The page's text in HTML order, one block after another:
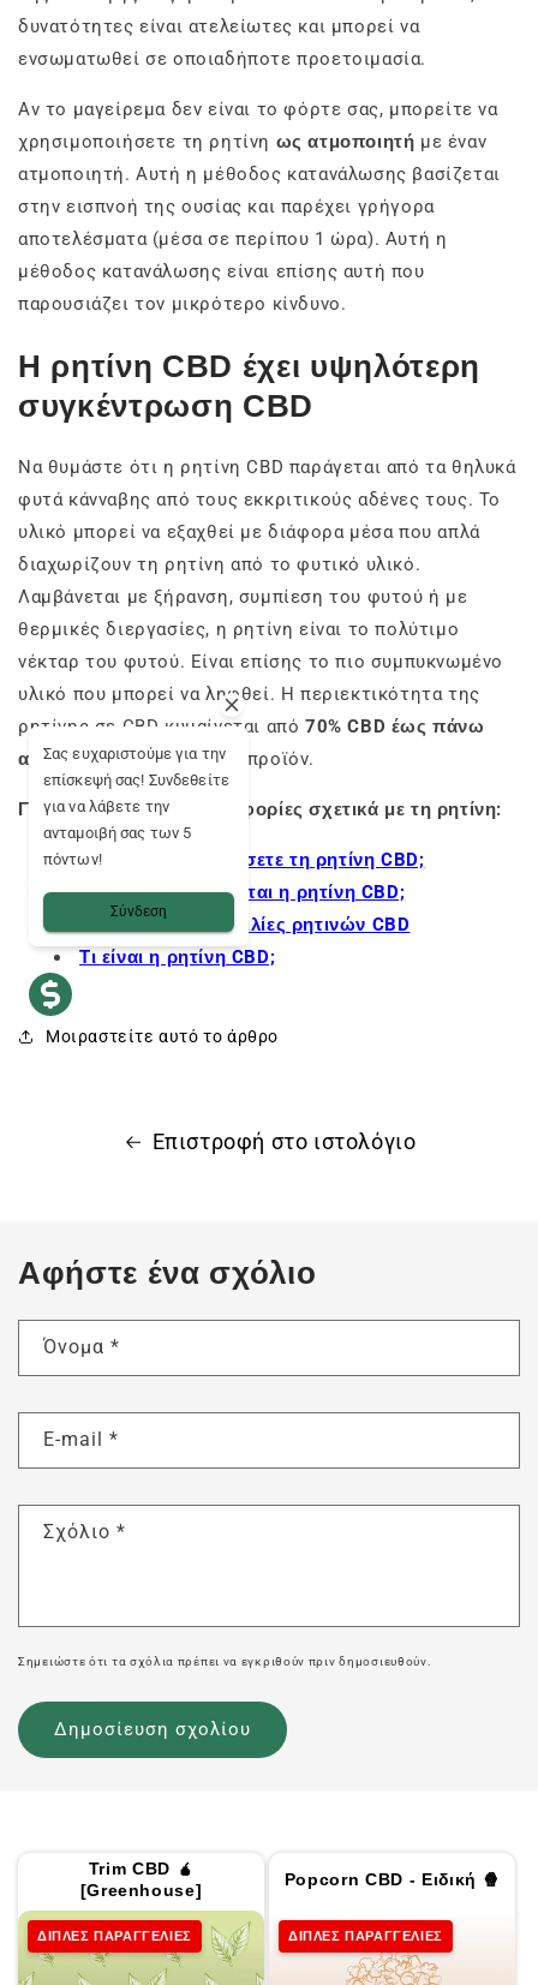
δυνατότητες είναι ατελείωτες και μπορεί να
ενσωματωθεί σε οποιαδήποτε προετοιμασία.
Αν το μαγείρεμα δεν είναι το φόρτε σας, μπορείτε να
χρησιμοποιήσετε τη ρητίνη ως ατμοποιητή με έναν
ατμοποιητή. Αυτή η μέθοδος κατανάλωσης βασίζεται
στην εισπνοή της ουσίας και παρέχει γρήγορα
αποτελέσματα (μέσα σε περίπου 1 ώρα). Αυτή η
μέθοδος κατανάλωσης είναι επίσης αυτή που
παρουσιάζει τον μικρότερο κίνδυνο.
Η ρητίνη CBD έχει υψηλότερη
συγκέντρωση CBD
Να θυμάστε ότι η ρητίνη CBD παράγεται από τα θηλυκά
φυτά κάνναβης από τους εκκριτικούς αδένες τους. Το
υλικό μπορεί να εξαχθεί με διάφορα μέσα που απλά
διαχωρίζουν τη ρητίνη από το φυτικό υλικό.
Λαμβάνεται με ξήρανση, συμπίεση του φυτού ή με
θερμικές διεργασίες, η ρητίνη είναι το πολύτιμο
νέκταρ του φυτού. Είναι επίσης το πιο συμπυκνωμένο
υλικό που μπορεί να ληφθεί. Η περιεκτικότητα της
ρητίνης σε CBD κυμαίνεται από70% CBD έως πάνω
από 99% CBD στο τελικό
προϊόν.
Για περισσότερες πληροφορίες σχετικά με τη ρητίνη:
Πώς να καταναλώσετε τη ρητίνη CBD;
Πώς παρασκευάζεται η ρητίνη CBD;
Οι καλύτερες ποικιλίες ρητινών CBD
Τι είναι η ρητίνη CBD;
Μοιραστείτε αυτό το άρθρο
Επιστροφή στο ιστολόγιο
Αφήστε ένα σχόλιο
Όνομα *
E-mail *
Σχόλιο *
Σημειώστε ότι τα σχόλια πρέπει να εγκριθούν πριν δημοσιευθούν.
Trim CBD 🧉
[Greenhouse]
ΔΙΠΛΕΣ ΠΑΡΑΓΓΕΛΙΕΣ
Popcorn CBD - Ειδική 🍿
ΔΙΠΛΕΣ ΠΑΡΑΓΓΕΛΙΕΣ
Σας ευχαριστούμε για την
επίσκεψή σας! Συνδεθείτε
για να λάβετε την
ανταμοιβή σας των 5
πόντων!
Σύνδεση